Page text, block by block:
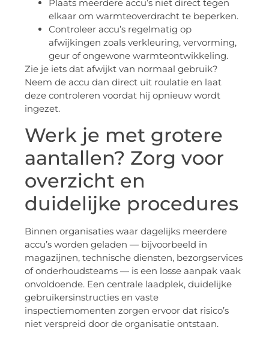
Plaats meerdere accu’s niet direct tegen
elkaar om warmteoverdracht te beperken.
Controleer accu’s regelmatig op
afwijkingen zoals verkleuring, vervorming,
geur of ongewone warmteontwikkeling.
Zie je iets dat afwijkt van normaal gebruik?
Neem de accu dan direct uit roulatie en laat
deze controleren voordat hij opnieuw wordt
ingezet.
Werk je met grotere
aantallen? Zorg voor
overzicht en
duidelijke procedures
Binnen organisaties waar dagelijks meerdere
accu’s worden geladen — bijvoorbeeld in
magazijnen, technische diensten, bezorgservices
of onderhoudsteams — is een losse aanpak vaak
onvoldoende. Een centrale laadplek, duidelijke
gebruikersinstructies en vaste
inspectiemomenten zorgen ervoor dat risico’s
niet verspreid door de organisatie ontstaan.